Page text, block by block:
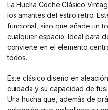
La Hucha Coche Clásico
los amantes del estilo retro.
funcional, sino que añade un
cualquier espacio. Ideal para
convierte en el elemento
todos.
Este clásico diseño en
cuidada y su capacidad de
Una hucha que, además de